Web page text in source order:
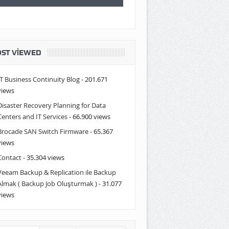
VIEWED
Business Continuity Blog- 201.671
Recovery Planning for Data
and IT Services- 66.900 views
SAN Switch Firmware- 65.367
- 35.304 views
Backup & Replication ile Backup
( Backup Job Oluşturmak )- 31.077